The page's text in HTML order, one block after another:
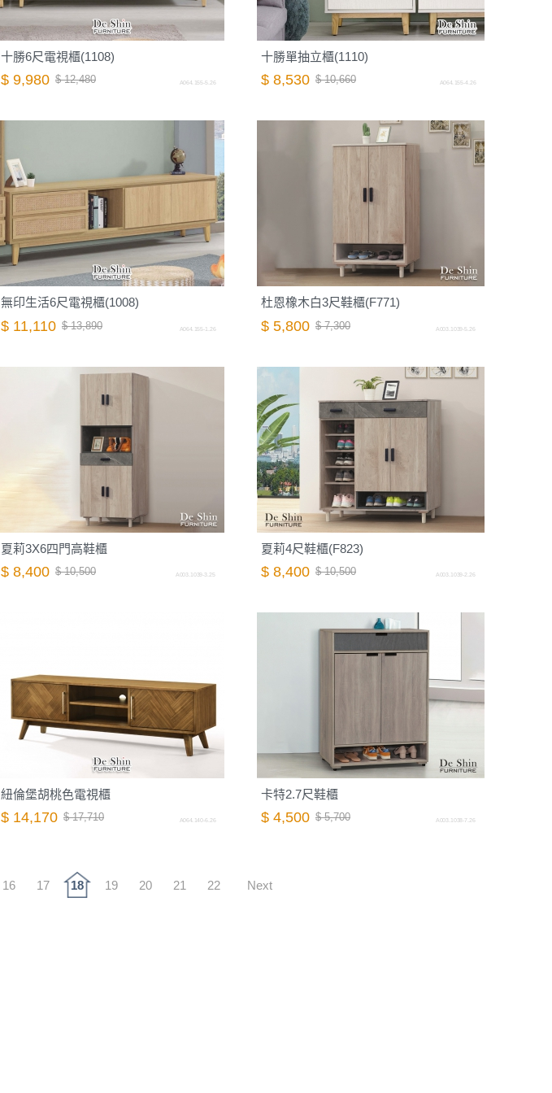
十勝6尺電視櫃(1108)
$ 9,980 $ 12,480 A064.155-5.26
十勝單抽立櫃(1110)
$ 8,530 $ 10,660 A064.155-4.26
無印生活6尺電視櫃(1008)
$ 11,110 $ 13,890 A064.155-1.26
杜恩橡木白3尺鞋櫃(F771)
$ 5,800 $ 7,300 A003.1039-5.26
夏莉3X6四門高鞋櫃
$ 8,400 $ 10,500 A003.1039-3.25
夏莉4尺鞋櫃(F823)
$ 8,400 $ 10,500 A003.1039-2.26
紐倫堡胡桃色電視櫃
$ 14,170 $ 17,710 A064.140-6.26
卡特2.7尺鞋櫃
$ 4,500 $ 5,700 A003.1038-7.26
16 17 18 19 20 21 22 Next